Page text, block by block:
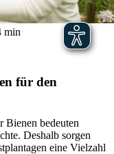
min
für den
Bienen bedeuten
Deshalb sorgen
eine Vielzahl